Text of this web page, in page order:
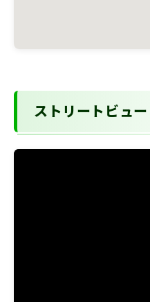
ストリートビュー